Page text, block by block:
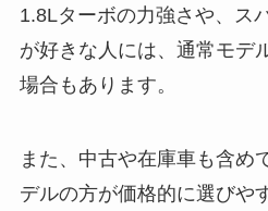
1.8Lターボの力強さや、ス
が好きな人には、通常モデ
場合もあります。
また、中古や在庫車も含め
デルの方が価格的に選びや